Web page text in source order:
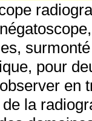
pour
en
la